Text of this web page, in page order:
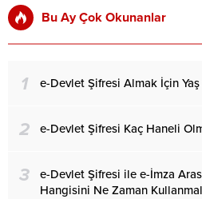
Bu Ay Çok Okunanlar
1 e-Devlet Şifresi Almak İçin Yaş
2 e-Devlet Şifresi Kaç Haneli
3
e-Devlet Şifresi ile e-İmza
Hangisini Ne Zaman